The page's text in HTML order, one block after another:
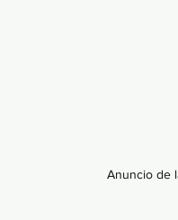
Anuncio de